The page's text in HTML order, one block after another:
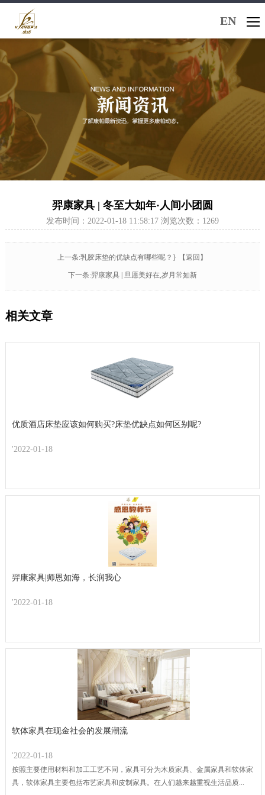
EN
羿康家具 | 冬至大如年·人间小团圆
发布时间：2022-01-18 11:58:17 浏览次数：1269
上一条:乳胶床垫的优缺点有哪些呢？} 【返回】
下一条:羿康家具 | 旦愿美好在,岁月常如新
相关文章
优质酒店床垫应该如何购买?床垫优缺点如何区别呢?
'2022-01-18
羿康家具|师恩如海，长润我心
'2022-01-18
软体家具在现金社会的发展潮流
'2022-01-18
按照主要使用材料和加工工艺不同，家具可分为木质家具、金属家具和软体家
具，软体家具主要包括布艺家具和皮制家具。在人们越来越重视生活品质...